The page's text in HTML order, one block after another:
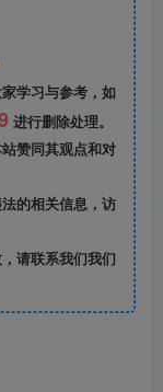
学习与参考，如
进行删除处理。
赞同其观点和对
的相关信息，访
请联系我们我们